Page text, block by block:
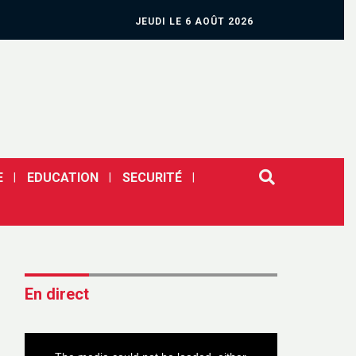
JEUDI LE 6 AOÛT 2026
EDUCATION SECURITÉ
En direct